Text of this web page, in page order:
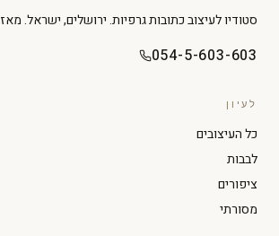
סטודיו לעיצוב כתובות גרפיות. ירושלים, ישראל. מאז 2008.
054-5-603-603
לעיון
כל העיצובים
לבבות
ציפורים
מסורתי